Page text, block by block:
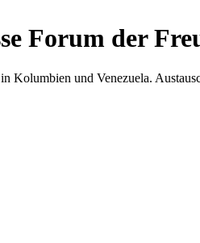
Forum der
Kolumbien und Venezuela.